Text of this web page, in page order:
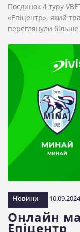
Поєдинок 4 туру
«Епіцентр», який
переглянули
Новини 10.09.2024
Онлайн
Епіцентр